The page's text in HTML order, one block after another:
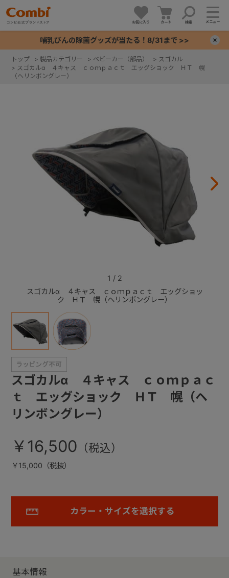
お気に入り カート 検索 メニュー
哺乳びんの除菌グッズが当たる！8/31まで >>
トップ > 製品カテゴリー > ベビーカー（部品） > スゴカル
> スゴカルα ４キャス ｃｏｍｐａｃｔ エッグショック ＨＴ 幌
（ヘリンボングレー）
スゴカルα ４キャス ｃｏｍｐａｃｔ エッグショッ
ク ＨＴ 幌（ヘリンボングレー）
1 / 2
スゴカルα ４キャス ｃｏｍｐａｃ
ｔ エッグショック ＨＴ 幌（ヘ
リンボングレー）
￥16,500
￥15,000（税抜）
カラー・サイズを選択する
基本情報